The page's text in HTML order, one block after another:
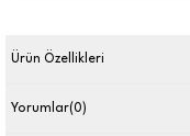
Ürün Özellikleri
Yorumlar(0)